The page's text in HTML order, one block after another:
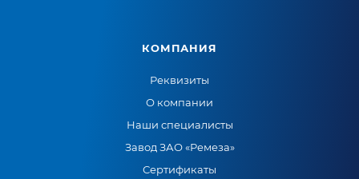
КОМПАНИЯ
Реквизиты
О компании
Наши специалисты
Завод ЗАО «Ремеза»
Сертификаты